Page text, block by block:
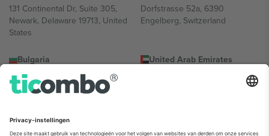
131 Continental Dr, Suite 305,
Newark, Delaware 19713, United
States
Dorfstrasse 52a, 6390
Engelberg, Switzerland
Bulgaria
Regus Sofia City West, bul
Totleben 53-55, 1606 Sofia,
United Arab Emirates
UAE Dubai Silicon Oasis, DDP
Building A1, Office 302, Dubai,
Mexico